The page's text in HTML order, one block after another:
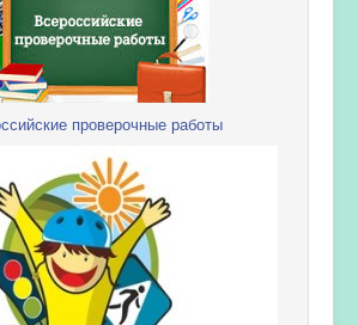
проверочные работы